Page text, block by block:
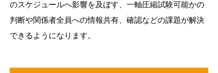
のスケジュールへ影響を及ぼす、一軸圧縮試験可能かの
判断や関係者全員への情報共有、確認などの課題が解決
できるようになります。